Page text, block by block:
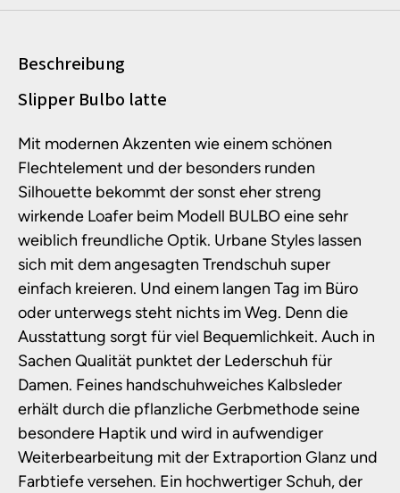
Beschreibung
Produktinformationen
Slipper Bulbo latte
Mit modernen Akzenten wie einem schönen
Flechtelement und der besonders runden
Silhouette bekommt der sonst eher streng
wirkende Loafer beim Modell BULBO eine sehr
weiblich freundliche Optik. Urbane Styles lassen
sich mit dem angesagten Trendschuh super
einfach kreieren. Und einem langen Tag im Büro
oder unterwegs steht nichts im Weg. Denn die
Ausstattung sorgt für viel Bequemlichkeit. Auch in
Sachen Qualität punktet der Lederschuh für
Damen. Feines handschuhweiches Kalbsleder
erhält durch die pflanzliche Gerbmethode seine
besondere Haptik und wird in aufwendiger
Weiterbearbeitung mit der Extraportion Glanz und
Farbtiefe versehen. Ein hochwertiger Schuh, der